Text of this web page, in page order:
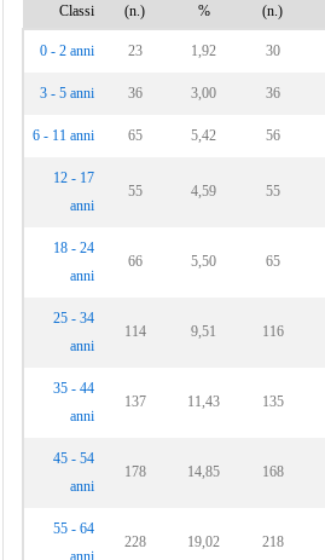
Classi
(n.) % (n.)
0 - 2 anni 23 1,92 30
3 - 5 anni 36 3,00 36
6 - 11 anni 65 5,42 56
12 - 17
anni
55 4,59 55
18 - 24
anni
66 5,50 65
25 - 34
anni
114 9,51 116
35 - 44
anni
137 11,43 135
45 - 54
anni
178 14,85 168
55 - 64
anni
228 19,02 218